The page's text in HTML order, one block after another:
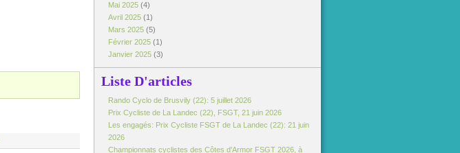
Mai 2025 (4)
Avril 2025 (1)
Mars 2025 (5)
Février 2025 (1)
Janvier 2025 (3)
Liste D'articles
Rando Cyclo de Brusvily (22): 5 juillet 2026
Prix Cycliste de La Landec (22), FSGT, 21 juin 2026
Les engagés: Prix Cycliste FSGT de La Landec (22): 21 juin
2026
Championnats cyclistes des Côtes d'Armor FSGT 2026, à